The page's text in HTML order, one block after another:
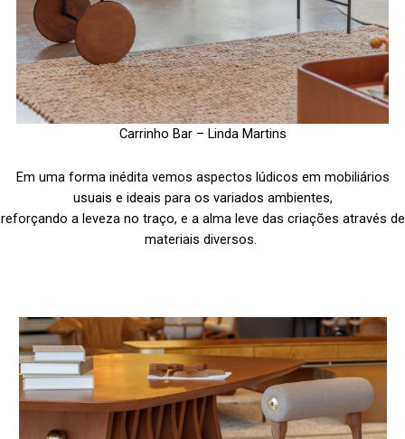
Carrinho Bar – Linda Martins
Em uma forma inédita vemos aspectos lúdicos em mobiliários
usuais e ideais para os variados ambientes,
reforçando a leveza no traço, e a alma leve das criações através de
materiais diversos.